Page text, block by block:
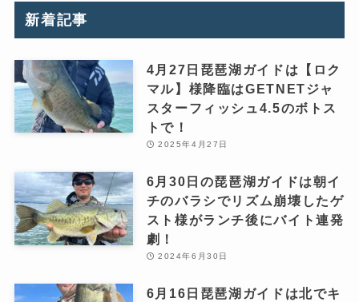
新着記事
4月27日琵琶湖ガイドは【ロク
マル】様降臨はGETNETジャ
スターフィッシュ4.5のボトス
トで！
2025年4月27日
6月30日の琵琶湖ガイドは朝イ
チのバラシでリズム崩壊したゲ
スト様がランチ後にバイト連発
劇！
2024年6月30日
6月16日琵琶湖ガイドは北でキ